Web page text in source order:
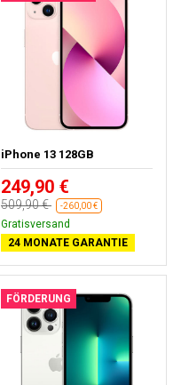
iPhone 13 128GB
249,90 €
509,90 € -260,00 €
Gratisversand
24 MONATE GARANTIE
FÖRDERUNG